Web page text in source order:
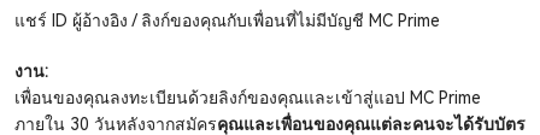
แชร์ ID ผู้อ้างอิง / ลิงก์ของคุณกับเพื่อนที่ไม่มีบัญชี MC Prime
งาน:
เพื่อนของคุณลงทะเบียนด้วยลิงก์ของคุณและเข้าสู่แอป MC Prime
ภายใน 30 วันหลังจากสมัครคุณและเพื่อนของคุณแต่ละคนจะได้รับบัตร